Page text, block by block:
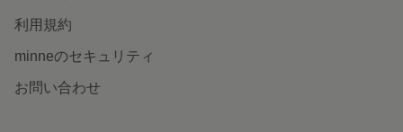
利用規約
minneのセキュリティ
お問い合わせ